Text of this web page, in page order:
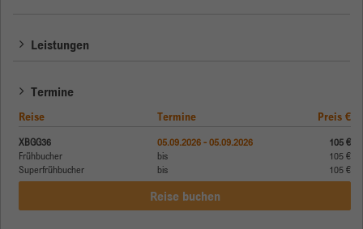
Leistungen
Termine
Reise Termine Preis €
XBGG36
Frühbucher
Superfrühbucher
05.09.2026 - 05.09.2026
bis
bis
105 €
105 €
105 €
Reise buchen